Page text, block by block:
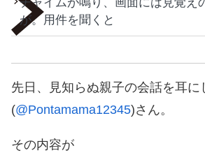
が。用件を聞くと
先日、見知らぬ親子の会話を耳に
(@Pontamama12345)さん。
その内容が